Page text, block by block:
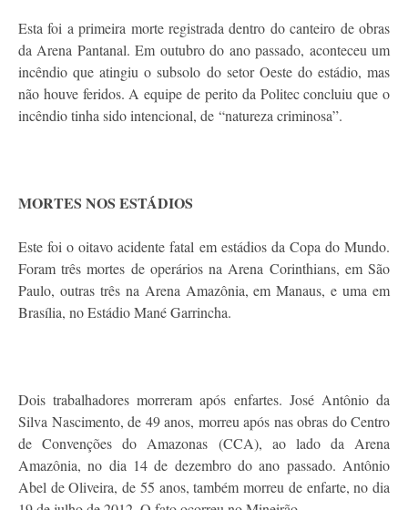
Esta foi a primeira morte registrada dentro do canteiro de obras
da Arena Pantanal. Em outubro do ano passado, aconteceu um
incêndio que atingiu o subsolo do setor Oeste do estádio, mas
não houve feridos. A equipe de perito da Politec concluiu que o
incêndio tinha sido intencional, de “natureza criminosa”.
MORTES NOS ESTÁDIOS
Este foi o oitavo acidente fatal em estádios da Copa do Mundo.
Foram três mortes de operários na Arena Corinthians, em São
Paulo, outras três na Arena Amazônia, em Manaus, e uma em
Brasília, no Estádio Mané Garrincha.
Dois trabalhadores morreram após enfartes. José Antônio da
Silva Nascimento, de 49 anos, morreu após nas obras do Centro
de Convenções do Amazonas (CCA), ao lado da Arena
Amazônia, no dia 14 de dezembro do ano passado. Antônio
Abel de Oliveira, de 55 anos, também morreu de enfarte, no dia